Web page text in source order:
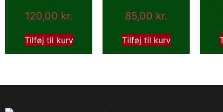
120,00 kr.
Tilføj til kurv
85,00 kr.
Tilføj til kurv